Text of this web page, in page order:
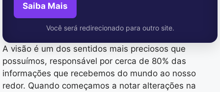
Saiba Mais
Você será redirecionado para outro site.
A visão é um dos sentidos mais preciosos que
possuímos, responsável por cerca de 80% das
informações que recebemos do mundo ao nosso
redor. Quando começamos a notar alterações na